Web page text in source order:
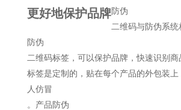
更好地保护品牌防伪
二维码与防伪系统
防伪
二维码标签，可以保护品牌，快速识别商
标签是定制的，贴在每个产品的外包装
人仿冒
。 产品 防伪